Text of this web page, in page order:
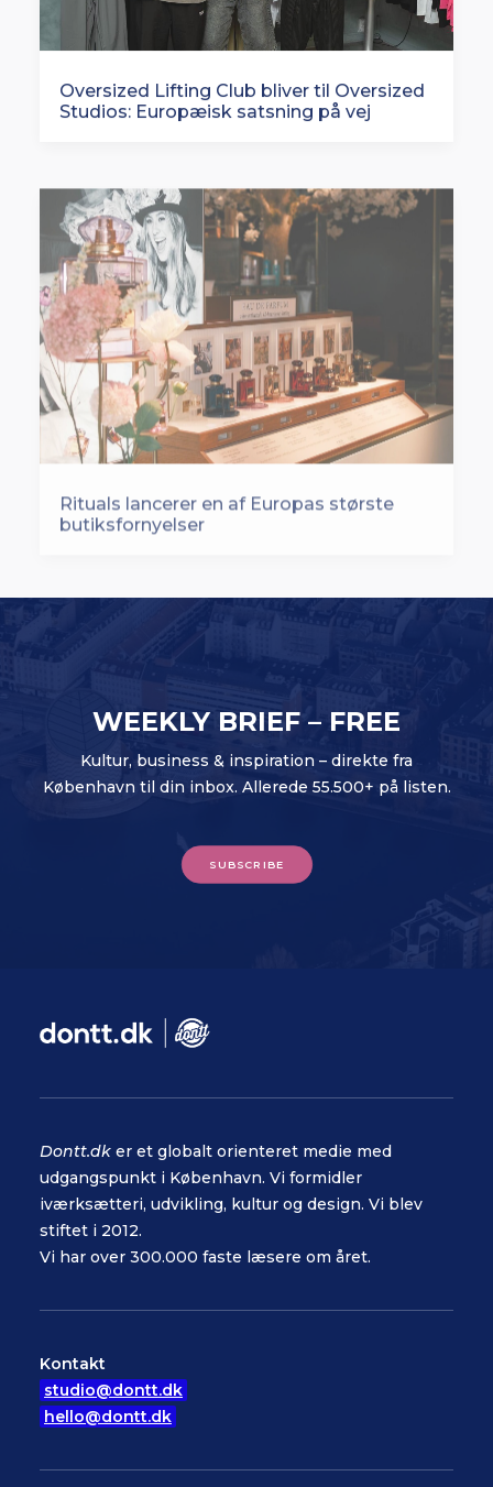
Oversized Lifting Club bliver til Oversized
Studios: Europæisk satsning på vej
Rituals lancerer en af Europas største
WEEKLY BRIEF – FREE
Kultur, business & inspiration – direkte fra
København til din inbox. Allerede 55.500+ på listen.
SUBSCRIBE
Dontt.dk er et globalt orienteret medie med
udgangspunkt i København. Vi formidler
iværksætteri, udvikling, kultur og design. Vi blev
stiftet i 2012.
Vi har over 300.000 faste læsere om året.
Kontakt
studio@dontt.dk
hello@dontt.dk